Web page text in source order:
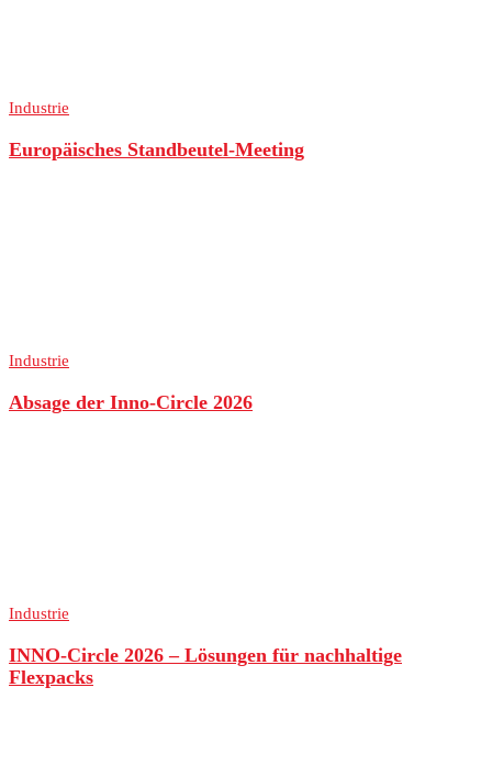
Industrie
Europäisches Standbeutel-Meeting
Industrie
Absage der Inno-Circle 2026
Industrie
INNO-Circle 2026 – Lösungen für nachhaltige
Flexpacks